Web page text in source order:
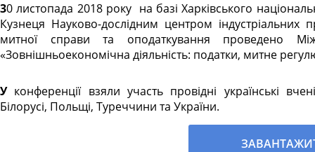
30 листопада 2018 року на базі Харківського національного економічного університету імені Семена
Кузнеця Науково-дослідним центром
митної справи та оподаткування проведено
«Зовнішньоекономічна діяльність: податки, митне
У конференції взяли участь провідні українські вчені та представники наукових кіл Німеччини,
Білорусі, Польщі, Туреччини та України.